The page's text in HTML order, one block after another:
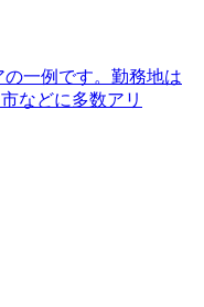
一例です。勤務地は
などに多数アリ